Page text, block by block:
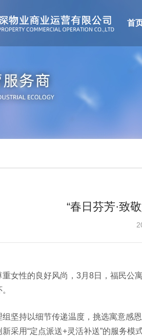
首
“春日芬芳·致
女性的良好风尚，3月8日，福民公
坚持以细节传递温度，挑选寓意感
采用“定点派送+灵活补送”的服务